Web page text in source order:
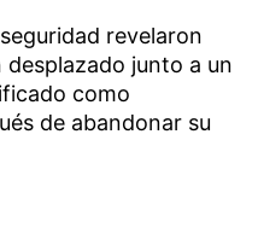
revelaron
desplazado junto a un
como
de abandonar su